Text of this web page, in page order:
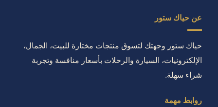
عن حياك ستور
حياك ستور وجهتك لتسوق منتجات مختارة للبيت، الجمال،
الإلكترونيات، السيارة والرحلات بأسعار منافسة وتجربة
شراء سهلة.
روابط مهمة